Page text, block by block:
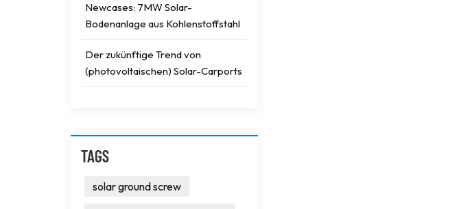
Newcases: 7MW Solar-
Bodenanlage aus Kohlenstoffstahl
Der zukünftige Trend von
(photovoltaischen) Solar-Carports
TAGS
solar ground screw